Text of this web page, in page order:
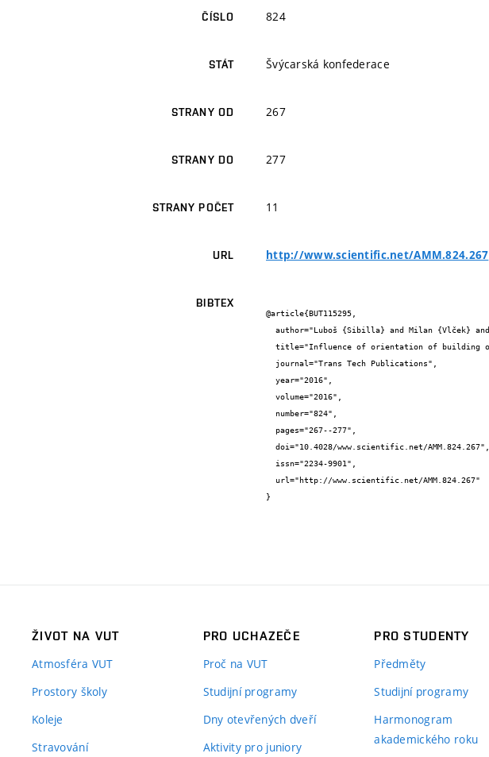
ČÍSLO 824
STÁT Švýcarská konfederace
STRANY OD 267
STRANY DO 277
STRANY POČET 11
URL http://www.scientific.net/AMM.824.267
BIBTEX
@article{BUT115295,
}
ŽIVOT NA VUT
Atmosféra VUT
Prostory školy
Koleje
Stravování
PRO UCHAZEČE
Proč na VUT
Studijní programy
Dny otevřených dveří
Aktivity pro juniory
PRO STUDENTY
Předměty
Studijní programy
Harmonogram
akademického roku